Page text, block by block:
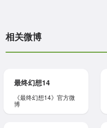
相关微博
最终幻想14
《最终幻想14》官方微
博